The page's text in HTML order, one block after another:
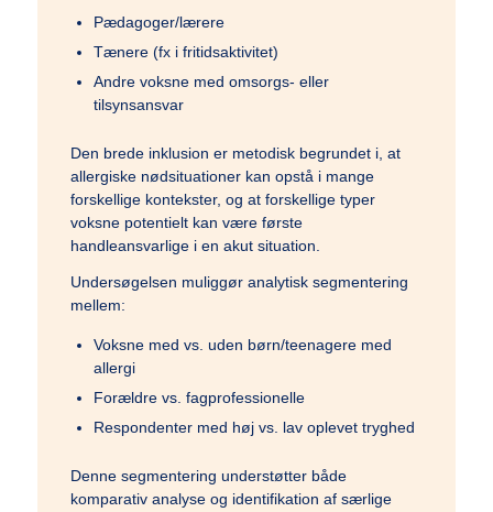
Menu
Pædagoger/lærere
Tænere (fx i fritidsaktivitet)
Andre voksne med omsorgs- eller
tilsynsansvar
Den brede inklusion er metodisk begrundet i, at
allergiske nødsituationer kan opstå i mange
forskellige kontekster, og at forskellige typer
voksne potentielt kan være første
handleansvarlige i en akut situation.
Undersøgelsen muliggør analytisk segmentering
mellem:
Voksne med vs. uden børn/teenagere med
allergi
Forældre vs. fagprofessionelle
Respondenter med høj vs. lav oplevet tryghed
Denne segmentering understøtter både
komparativ analyse og identifikation af særlige